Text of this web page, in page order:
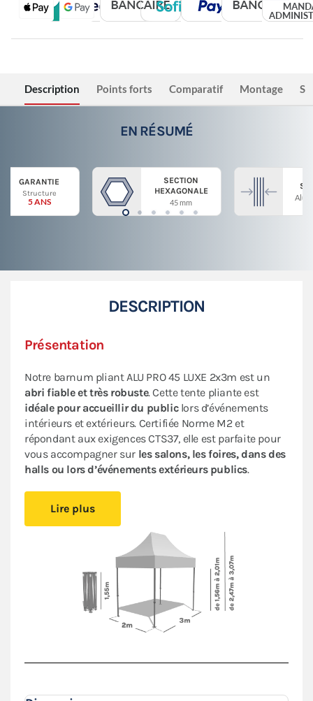
Description Points forts Comparatif Montage
EN RÉSUMÉ
GARANTIE
Structure
5 ANS
SECTION
HEXAGONALE
45 mm
DESCRIPTION
Présentation
Notre barnum pliant ALU PRO 45 LUXE 2x3m est un
abri fiable et très robuste. Cette tente pliante est
idéale pour accueillir du publiclors d’événements
intérieurs et extérieurs. Certifiée Norme M2 et
répondant aux exigences CTS37, elle est parfaite pour
vous accompagner sur les salons, les foires, dans des
halls ou lors d’événements extérieurs publics.
facilement dans votre véhicule. Le
sans outilvous offre un véritable confort de
Installez-vous rapidement où vous le souhaitez et
protégez-vous des aléas de la météo.
Le toit de cebarnum 2x3m
est en polyester avec
enduction PVC de 380 g/m². Le toit est renforcé aux
angles et sur les coutures, et la bâche déperlante est
L'armature hexagonale en aluminium assure solidité
Lire plus